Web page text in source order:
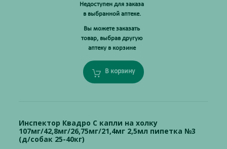
Недоступен для заказа
в выбранной аптеке.
Вы можете заказать
товар, выбрав другую
аптеку в корзине
В корзину
Инспектор Квадро С капли на холку
107мг/42,8мг/26,75мг/21,4мг 2,5мл пипетка №3
(д/собак 25-40кг)